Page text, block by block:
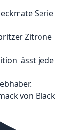
Serie
Zitrone
lässt jede
von Black